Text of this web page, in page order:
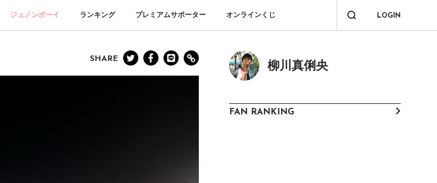
LOGIN
ジュノンボーイ ランキング プレミアムサポーター オンラインくじ
SHARE 柳川真俐央
FAN RANKING